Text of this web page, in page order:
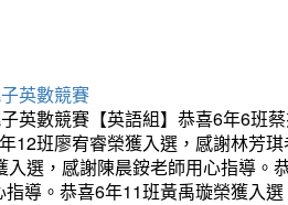
英數競賽
英數競賽【英語組】恭喜6年6班
12班廖宥睿榮獲入選，感謝林芳
選，感謝陳晨銨老師用心指導
導。恭喜6年11班黃禹璇榮獲入